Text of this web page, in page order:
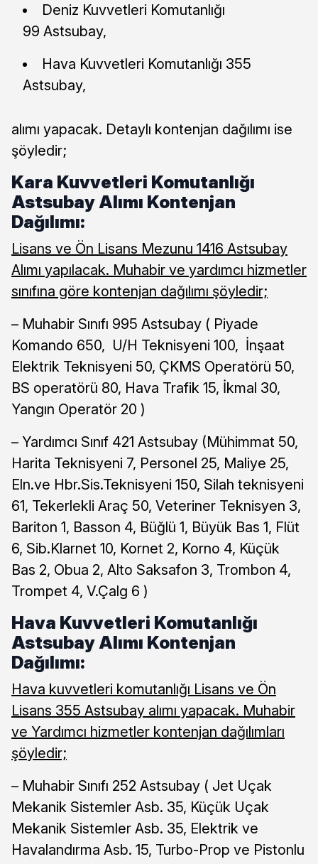
Deniz Kuvvetleri Komutanlığı
99 Astsubay,
Hava Kuvvetleri Komutanlığı 355
Astsubay,
alımı yapacak. Detaylı kontenjan dağılımı ise
şöyledir;
Kara Kuvvetleri Komutanlığı
Astsubay Alımı Kontenjan
Dağılımı:
Lisans ve Ön Lisans Mezunu 1416 Astsubay
Alımı yapılacak. Muhabir ve yardımcı hizmetler
sınıfına göre kontenjan dağılımı şöyledir;
– Muhabir Sınıfı 995 Astsubay ( Piyade
Komando 650, U/H Teknisyeni 100, İnşaat
Elektrik Teknisyeni 50, ÇKMS Operatörü 50,
BS operatörü 80, Hava Trafik 15, İkmal 30,
Yangın Operatör 20 )
– Yardımcı Sınıf 421 Astsubay (Mühimmat 50,
Harita Teknisyeni 7, Personel 25, Maliye 25,
Eln.ve Hbr.Sis.Teknisyeni 150, Silah teknisyeni
61, Tekerlekli Araç 50, Veteriner Teknisyen 3,
Bariton 1, Basson 4, Büğlü 1, Büyük Bas 1, Flüt
6, Sib.Klarnet 10, Kornet 2, Korno 4, Küçük
Bas 2, Obua 2, Alto Saksafon 3, Trombon 4,
Trompet 4, V.Çalg 6 )
Hava Kuvvetleri Komutanlığı
Astsubay Alımı Kontenjan
Dağılımı:
Hava kuvvetleri komutanlığı Lisans ve Ön
Lisans 355 Astsubay alımı yapacak. Muhabir
ve Yardımcı hizmetler kontenjan dağılımları
şöyledir;
– Muhabir Sınıfı 252 Astsubay ( Jet Uçak
Mekanik Sistemler Asb. 35, Küçük Uçak
Mekanik Sistemler Asb. 35, Elektrik ve
Havalandırma Asb. 15, Turbo-Prop ve Pistonlu